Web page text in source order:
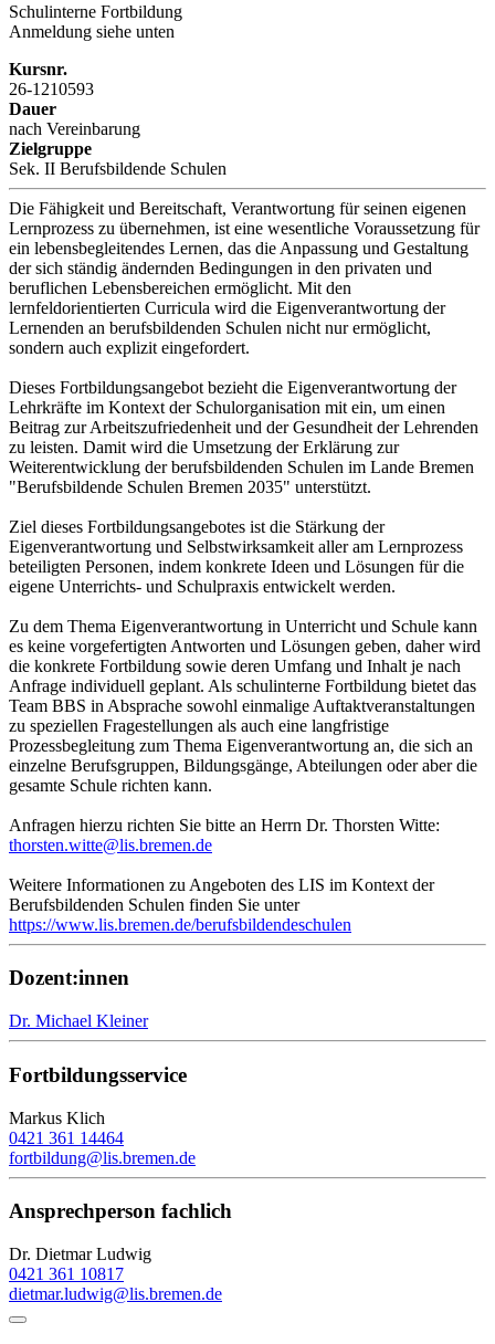
Schulinterne Fortbildung
Anmeldung siehe unten
Kursnr.
26-1210593
Dauer
nach Vereinbarung
Zielgruppe
Sek. II Berufsbildende Schulen
Die Fähigkeit und Bereitschaft, Verantwortung für seinen eigenen
Lernprozess zu übernehmen, ist eine wesentliche Voraussetzung für
ein lebensbegleitendes Lernen, das die Anpassung und Gestaltung
der sich ständig ändernden Bedingungen in den privaten und
beruflichen Lebensbereichen ermöglicht. Mit den
lernfeldorientierten Curricula wird die Eigenverantwortung der
Lernenden an berufsbildenden Schulen nicht nur ermöglicht,
sondern auch explizit eingefordert.
Dieses Fortbildungsangebot bezieht die Eigenverantwortung der
Lehrkräfte im Kontext der Schulorganisation mit ein, um einen
Beitrag zur Arbeitszufriedenheit und der Gesundheit der Lehrenden
zu leisten. Damit wird die Umsetzung der Erklärung zur
Weiterentwicklung der berufsbildenden Schulen im Lande Bremen
"Berufsbildende Schulen Bremen 2035" unterstützt.
Ziel dieses Fortbildungsangebotes ist die Stärkung der
Eigenverantwortung und Selbstwirksamkeit aller am Lernprozess
beteiligten Personen, indem konkrete Ideen und Lösungen für die
eigene Unterrichts- und Schulpraxis entwickelt werden.
Zu dem Thema Eigenverantwortung in Unterricht und Schule kann
es keine vorgefertigten Antworten und Lösungen geben, daher wird
die konkrete Fortbildung sowie deren Umfang und Inhalt je nach
Anfrage individuell geplant. Als schulinterne Fortbildung bietet das
Team BBS in Absprache sowohl einmalige Auftaktveranstaltungen
zu speziellen Fragestellungen als auch eine langfristige
Prozessbegleitung zum Thema Eigenverantwortung an, die sich an
einzelne Berufsgruppen, Bildungsgänge, Abteilungen oder aber die
gesamte Schule richten kann.
Anfragen hierzu richten Sie bitte an Herrn Dr. Thorsten Witte:
thorsten.witte@lis.bremen.de
Weitere Informationen zu Angeboten des LIS im Kontext der
Berufsbildenden Schulen finden Sie unter
https://www.lis.bremen.de/berufsbildendeschulen
Dozent:innen
Dr. Michael Kleiner
Fortbildungsservice
Markus Klich
0421 361 14464
fortbildung@lis.bremen.de
Ansprechperson fachlich
Dr. Dietmar Ludwig
0421 361 10817
dietmar.ludwig@lis.bremen.de